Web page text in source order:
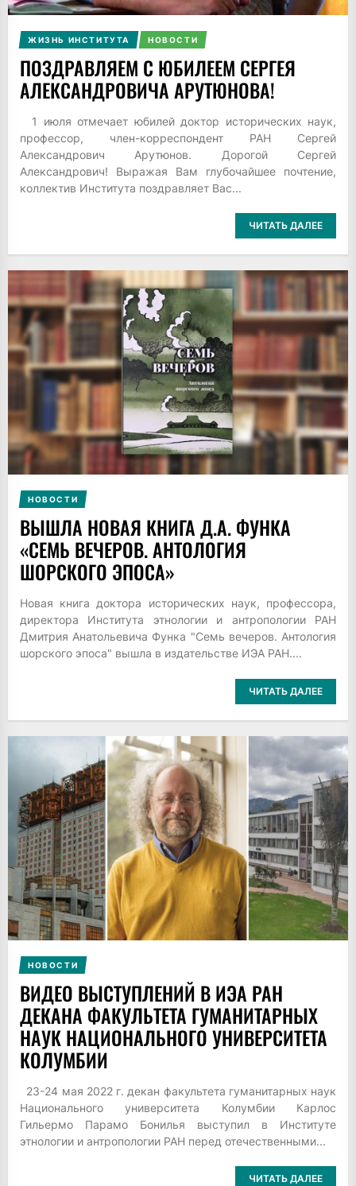
ЖИЗНЬ ИНСТИТУТА НОВОСТИ
ПОЗДРАВЛЯЕМ С ЮБИЛЕЕМ СЕРГЕЯ
АЛЕКСАНДРОВИЧА АРУТЮНОВА!
1 июля отмечает юбилей доктор исторических наук,
профессор, член-корреспондент РАН Сергей
Александрович Арутюнов. Дорогой Сергей
Александрович! Выражая Вам глубочайшее почтение,
коллектив Института поздравляет Вас...
ЧИТАТЬ ДАЛЕЕ
НОВОСТИ
ВЫШЛА НОВАЯ КНИГА Д.А. ФУНКА
«СЕМЬ ВЕЧЕРОВ. АНТОЛОГИЯ
ШОРСКОГО ЭПОСА»
Новая книга доктора исторических наук, профессора,
директора Института этнологии и антропологии РАН
Дмитрия Анатольевича Функа "Семь вечеров. Антология
шорского эпоса" вышла в издательстве ИЭА РАН....
ЧИТАТЬ ДАЛЕЕ
НОВОСТИ
ВИДЕО ВЫСТУПЛЕНИЙ В ИЭА РАН
ДЕКАНА ФАКУЛЬТЕТА ГУМАНИТАРНЫХ
НАУК НАЦИОНАЛЬНОГО УНИВЕРСИТЕТА
КОЛУМБИИ
23-24 мая 2022 г. декан факультета гуманитарных наук
Национального университета Колумбии Карлос
Гильермо Парамо Бонилья выступил в Институте
этнологии и антропологии РАН перед отечественными...
ЧИТАТЬ ДАЛЕЕ